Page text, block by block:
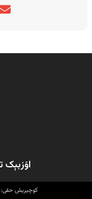
اۉزبېک
کوچیریش حقی: